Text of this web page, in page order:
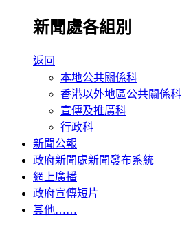
新聞處各組別
返回
本地公共關係科
香港以外地區公共關係科
宣傳及推廣科
行政科
新聞公報
政府新聞處新聞發布系統
網上廣播
政府宣傳短片
其他……